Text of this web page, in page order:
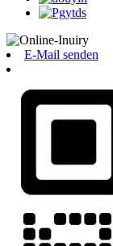
E-Mail senden